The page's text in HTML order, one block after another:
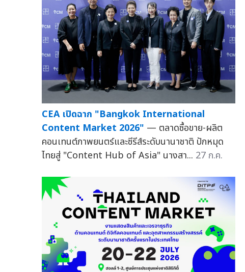
CEA เปิดฉาก "Bangkok International
Content Market 2026" — ตลาดซื้อขาย-ผลิต
คอนเทนต์ภาพยนตร์และซีรีส์ระดับนานาชาติ ปักหมุด
ไทยสู่ "Content Hub of Asia" นางสา... 27 ก.ค.